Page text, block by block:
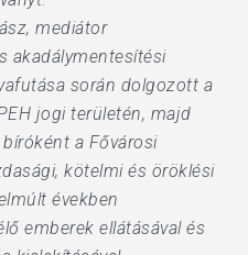
mediátor
akadálymentesítési
során dolgozott a
jogi területén, majd
a Fővárosi
kötelmi és öröklési
években
emberek ellátásával és